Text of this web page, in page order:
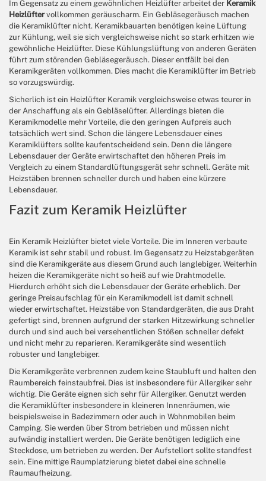
Im Gegensatz zu einem gewöhnlichen Heizlüfter arbeitet der Keramik
Heizlüftervollkommen geräuscharm. Ein Gebläsegeräusch machen
die Keramiklüfter nicht. Keramikbauarten benötigen keine Lüftung
zur Kühlung, weil sie sich vergleichsweise nicht so stark erhitzen wie
gewöhnliche Heizlüfter. Diese Kühlungslüftung von anderen Geräten
führt zum störenden Gebläsegeräusch. Dieser entfällt bei den
Keramikgeräten vollkommen. Dies macht die Keramiklüfter im Betrieb
so vorzugswürdig.
Sicherlich ist ein Heizlüfter Keramik vergleichsweise etwas teurer in
der Anschaffung als ein Gebläselüfter. Allerdings bieten die
Keramikmodelle mehr Vorteile, die den geringen Aufpreis auch
tatsächlich wert sind. Schon die längere Lebensdauer eines
Keramiklüfters sollte kaufentscheidend sein. Denn die längere
Lebensdauer der Geräte erwirtschaftet den höheren Preis im
Vergleich zu einem Standardlüftungsgerät sehr schnell. Geräte mit
Heizstäben brennen schneller durch und haben eine kürzere
Lebensdauer.
Fazit zum Keramik Heizlüfter
Ein Keramik Heizlüfter bietet viele Vorteile. Die im Inneren verbaute
Keramik ist sehr stabil und robust. Im Gegensatz zu Heizstabgeräten
sind die Keramikgeräte aus diesem Grund auch langlebiger. Weiterhin
heizen die Keramikgeräte nicht so heiß auf wie Drahtmodelle.
Hierdurch erhöht sich die Lebensdauer der Geräte erheblich. Der
geringe Preisaufschlag für ein Keramikmodell ist damit schnell
wieder erwirtschaftet. Heizstäbe von Standardgeräten, die aus Draht
gefertigt sind, brennen aufgrund der starken Hitzewirkung schneller
durch und sind auch bei versehentlichen Stößen schneller defekt
und nicht mehr zu reparieren. Keramikgeräte sind wesentlich
robuster und langlebiger.
Die Keramikgeräte verbrennen zudem keine Staubluft und halten den
Raumbereich feinstaubfrei. Dies ist insbesondere für Allergiker sehr
wichtig. Die Geräte eignen sich sehr für Allergiker. Genutzt werden
die Keramiklüfter insbesondere in kleineren Innenräumen, wie
beispielsweise in Badezimmern oder auch in Wohnmobilen beim
Camping. Sie werden über Strom betrieben und müssen nicht
aufwändig installiert werden. Die Geräte benötigen lediglich eine
Steckdose, um betrieben zu werden. Der Aufstellort sollte standfest
sein. Eine mittige Raumplatzierung bietet dabei eine schnelle
Raumaufheizung.